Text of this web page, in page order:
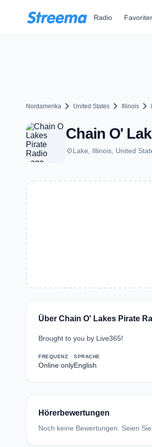
Radio
Nordamerika chevron_right United States chevron_right Illinois chevron_right
Chain O'
placeLake, Illinois, United
Über Chain O' Lakes Pirate
Brought to you by Live365!
FREQUENZ
Online only
SPRACHE
English
Hörerbewertungen
Noch keine Bewertungen. Seien